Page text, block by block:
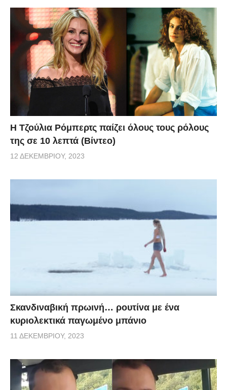
Η Τζούλια Ρόμπερτς παίζει όλους τους ρόλους
της σε 10 λεπτά (Βίντεο)
12 ΔΕΚΕΜΒΡΊΟΥ, 2023
Σκανδιναβική πρωινή… ρουτίνα με ένα
κυριολεκτικά παγωμένο μπάνιο
11 ΔΕΚΕΜΒΡΊΟΥ, 2023